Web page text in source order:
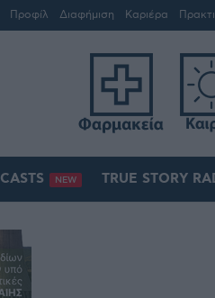
Προφίλ Διαφήμιση Καριέρα
NEW TRUE STORY